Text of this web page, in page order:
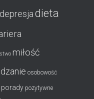
depresja dieta
miłość
osobowość
porady pozytywne